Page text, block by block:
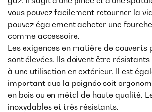
vous pouvez facilement retourner la
pouvez également acheter une
comme accessoire.
Les exigences en matière de couverts
sont élevées. Ils doivent être
à une utilisation en extérieur. Il est
important que la poignée soit
en bois ou en métal de haute qualité.
inoxydables et très résistants.